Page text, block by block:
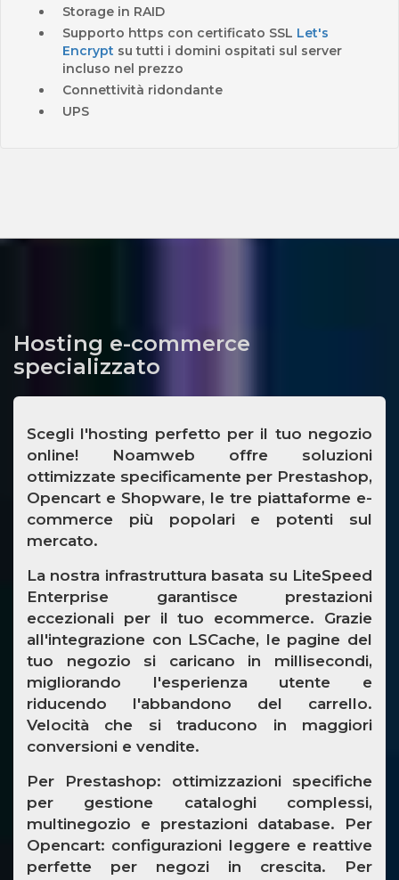
Storage in RAID
Supporto https con certificato SSL Let's
Encrypt su tutti i domini ospitati sul server
incluso nel prezzo
Connettività ridondante
UPS
Hosting e-commerce
specializzato
Scegli l'hosting perfetto per il tuo negozio
online! Noamweb offre soluzioni
ottimizzate specificamente per Prestashop,
Opencart e Shopware, le tre piattaforme e-
commerce più popolari e potenti sul
mercato.
La nostra infrastruttura basata su LiteSpeed
Enterprise garantisce prestazioni
eccezionali per il tuo ecommerce. Grazie
all'integrazione con LSCache, le pagine del
tuo negozio si caricano in millisecondi,
migliorando l'esperienza utente e
riducendo l'abbandono del carrello.
Velocità che si traducono in maggiori
conversioni e vendite.
Per Prestashop: ottimizzazioni specifiche
per gestione cataloghi complessi,
multinegozio e prestazioni database. Per
Opencart: configurazioni leggere e reattive
perfette per negozi in crescita. Per